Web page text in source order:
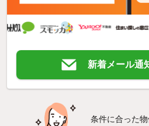
新着メール通
条件に合った